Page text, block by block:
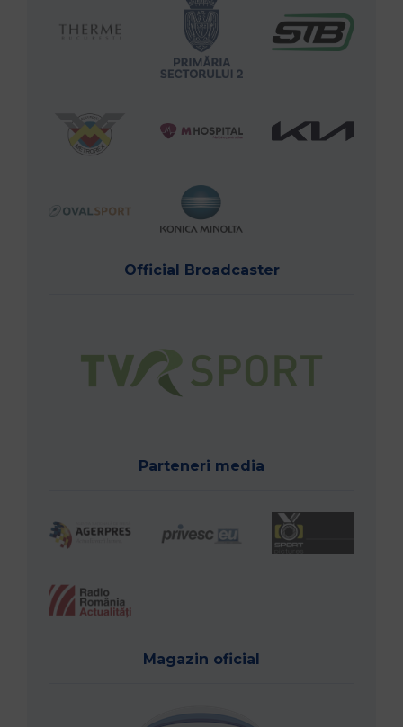
Official Broadcaster
Parteneri media
Magazin oficial